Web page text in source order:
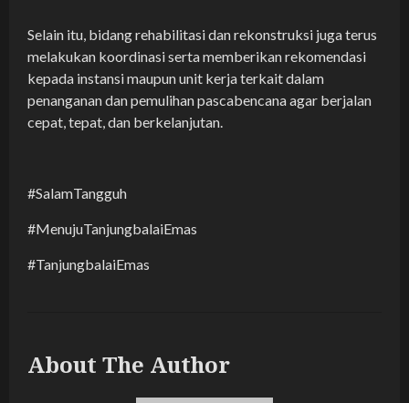
Selain itu, bidang rehabilitasi dan rekonstruksi juga terus
melakukan koordinasi serta memberikan rekomendasi
kepada instansi maupun unit kerja terkait dalam
penanganan dan pemulihan pascabencana agar berjalan
cepat, tepat, dan berkelanjutan.
#SalamTangguh
#MenujuTanjungbalaiEmas
#TanjungbalaiEmas
About The Author